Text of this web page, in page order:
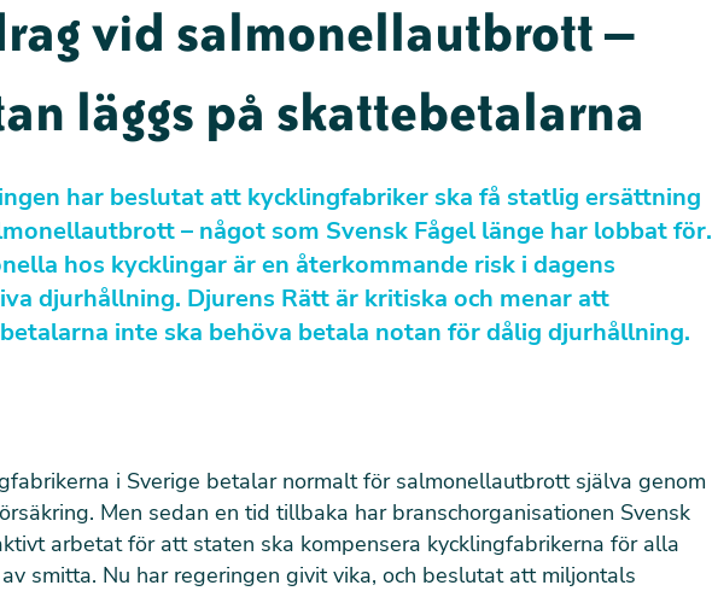
vid salmonellautbrott –
läggs på skattebetalarna
har beslutat att kycklingfabriker ska få statlig ersättning
– något som Svensk Fågel länge har lobbat för.
hos kycklingar är en återkommande risk i dagens
djurhållning. Djurens Rätt är kritiska och menar att
inte ska behöva betala notan för dålig djurhållning.
i Sverige betalar normalt för salmonellautbrott själva genom
Men sedan en tid tillbaka har branschorganisationen Svensk
arbetat för att staten ska kompensera kycklingfabrikerna för alla
smitta. Nu har regeringen givit vika, och beslutat att miljontals